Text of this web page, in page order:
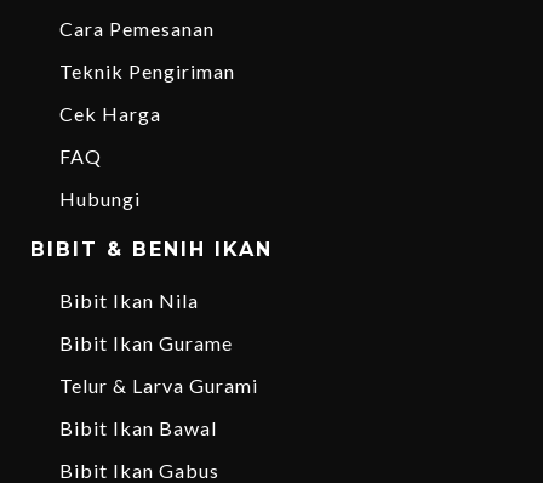
Cara Pemesanan
Teknik Pengiriman
Cek Harga
FAQ
Hubungi
BIBIT & BENIH IKAN
Bibit Ikan Nila
Bibit Ikan Gurame
Telur & Larva Gurami
Bibit Ikan Bawal
Bibit Ikan Gabus